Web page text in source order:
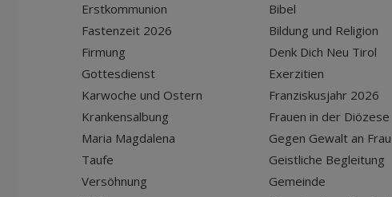
Erstkommunion
Fastenzeit 2026
Firmung
Gottesdienst
Karwoche und Ostern
Krankensalbung
Maria Magdalena
Taufe
Versöhnung
Bibel
Bildung und Religion
Denk Dich Neu Tirol
Exerzitien
Franziskusjahr 2026
Frauen in der Diözese
Gegen Gewalt an
Geistliche Begleitung
Gemeinde